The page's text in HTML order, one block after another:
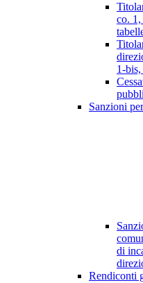
co.
1-
Sanzioni
di
Rendiconti